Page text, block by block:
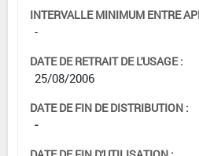
INTERVALLE MINIMUM ENTRE
-
DATE DE RETRAIT DE L'USAGE :
25/08/2006
DATE DE FIN DE DISTRIBUTION :
-